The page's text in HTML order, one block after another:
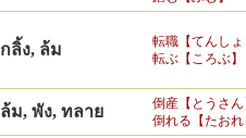
กลิ้ง, ล้ม
転職【てんし
転ぶ【ころぶ】
ล้ม, พัง, ทลาย
倒産【とうさ
倒れる【たお